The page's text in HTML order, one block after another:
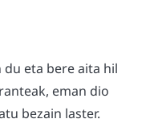
eta bere aita hil
eman dio
bezain laster.